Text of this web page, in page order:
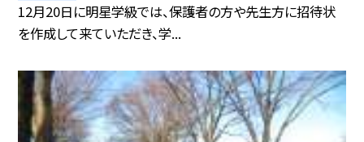
12月20日に明星学級では、保護者の方や先生方に招待状
を作成して来ていただき、学...